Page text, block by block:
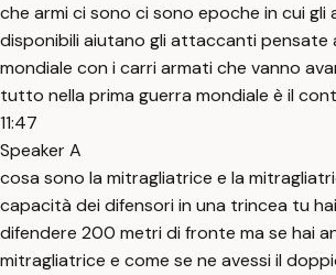
che armi ci sono ci sono epoche in cui gli
disponibili aiutano gli attaccanti pensate
mondiale con i carri armati che vanno
tutto nella prima guerra mondiale è il
11:47
Speaker A
cosa sono la mitragliatrice e la
capacità dei difensori in una trincea tu
difendere 200 metri di fronte ma se hai
mitragliatrice e come se ne avessi il